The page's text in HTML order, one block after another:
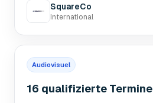
SquareCo
International
Audiovisuel
16 qualifizierte Termine